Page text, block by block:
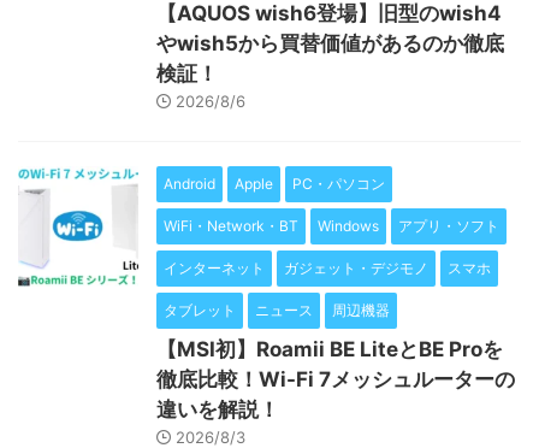
【AQUOS wish6登場】旧型のwish4
やwish5から買替価値があるのか徹底
検証！
2026/8/6
Android Apple PC・パソコン
WiFi・Network・BT Windows アプリ・ソフト
インターネット ガジェット・デジモノ スマホ
タブレット ニュース 周辺機器
【MSI初】Roamii BE LiteとBE Proを
徹底比較！Wi-Fi 7メッシュルーターの
違いを解説！
2026/8/3